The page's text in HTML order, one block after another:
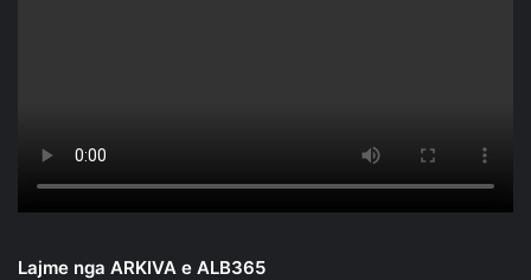
Lajme nga ARKIVA e ALB365